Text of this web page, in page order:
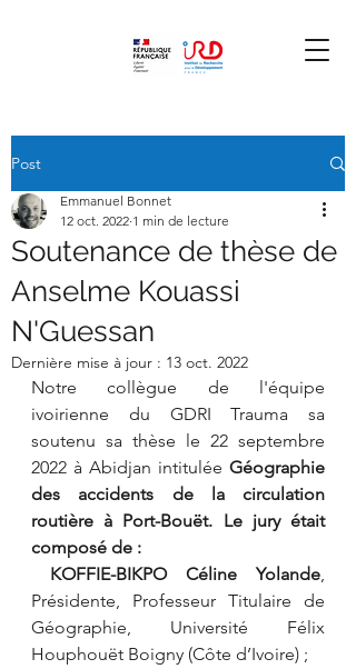
Post
Soutenance de thèse de
Anselme Kouassi
N'Guessan
Emmanuel Bonnet
12 oct. 2022 1 min de lecture
Dernière mise à jour : 13 oct. 2022
Notre collègue de l'équipe
ivoirienne du GDRI Trauma sa
soutenu sa thèse le 22 septembre
2022 à Abidjan intitulée Géographie
des accidents de la circulation
routière à Port-Bouët. Le jury était
composé de :
KOFFIE-BIKPO Céline Yolande,
Présidente, Professeur Titulaire de
Géographie, Université Félix
Houphouët Boigny (Côte d’Ivoire) ;